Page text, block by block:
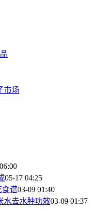
市场
05-17 04:25
食谱03-09 01:40
水去水肿功效03-09 01:37